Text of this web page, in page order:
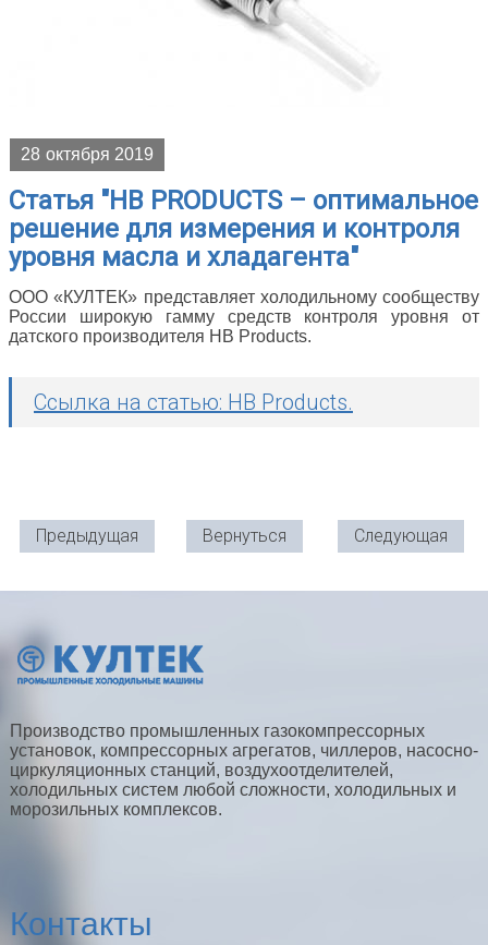
28 октября 2019
Статья "HB PRODUCTS – оптимальное
решение для измерения и контроля
уровня масла и хладагента"
ООО «КУЛТЕК» представляет холодильному сообществу
России широкую гамму средств контроля уровня от
датского производителя HB Products.
Ссылка на статью: HB Products.
Предыдущая Вернуться Следующая
Производство промышленных газокомпрессорных
установок, компрессорных агрегатов, чиллеров, насосно-
циркуляционных станций, воздухоотделителей,
холодильных систем любой сложности, холодильных и
морозильных комплексов.
Контакты